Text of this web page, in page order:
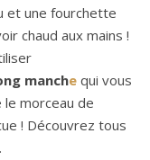
et une fourchette
chaud aux mains !
manche qui vous
morceau de
! Découvrez tous